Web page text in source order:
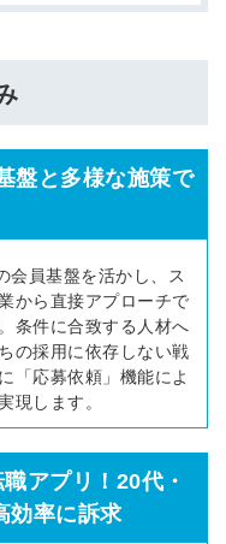
盤と多様な施策で
会員基盤を活かし、ス
から直接アプローチで
条件に合致する人材へ
の採用に依存しない戦
「応募依頼」機能によ
現します。
アプリ！20代・
効率に訴求